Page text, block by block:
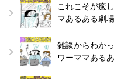
これこそが癒
マあるある劇場
雑談からわか
ワーママあるあ